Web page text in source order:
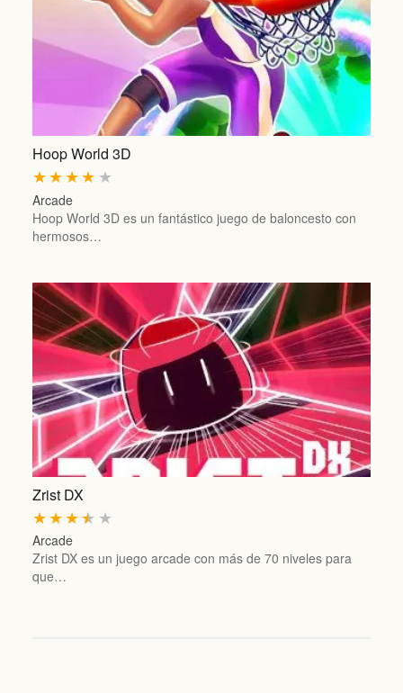
Hoop World 3D
★
★
★
★
★
Arcade
Hoop World 3D es un fantástico juego de baloncesto con
hermosos…
Zrist DX
★
★
★
★
★
Arcade
Zrist DX es un juego arcade con más de 70 niveles para
que…